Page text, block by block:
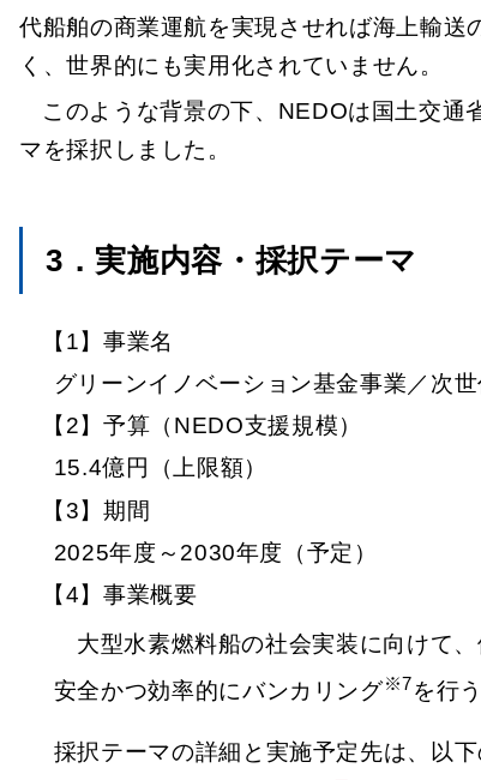
代船舶の商業運航を実現させれば海上輸送
く、世界的にも実用化されていません。
このような背景の下、NEDOは国土交通
マを採択しました。
3．実施内容・採択テーマ
【1】事業名
グリーンイノベーション基金事業／次
【2】予算（NEDO支援規模）
15.4億円（上限額）
【3】期間
2025年度～2030年度（予定）
【4】事業概要
大型水素燃料船の社会実装に向けて
安全かつ効率的にバンカリング※7を行
採択テーマの詳細と実施予定先は、以